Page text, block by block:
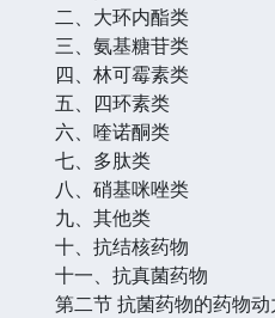
二、大环内酯类
三、氨基糖苷类
四、林可霉素类
五、四环素类
六、喹诺酮类
七、多肽类
八、硝基咪唑类
九、其他类
十、抗结核药物
十一、抗真菌药物
第二节 抗菌药物的药物